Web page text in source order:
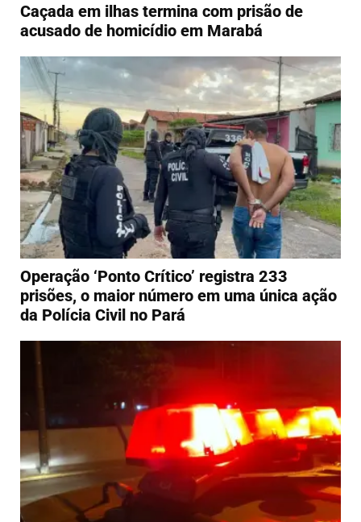
Caçada em ilhas termina com prisão de
acusado de homicídio em Marabá
Operação ‘Ponto Crítico’ registra 233
prisões, o maior número em uma única ação
da Polícia Civil no Pará